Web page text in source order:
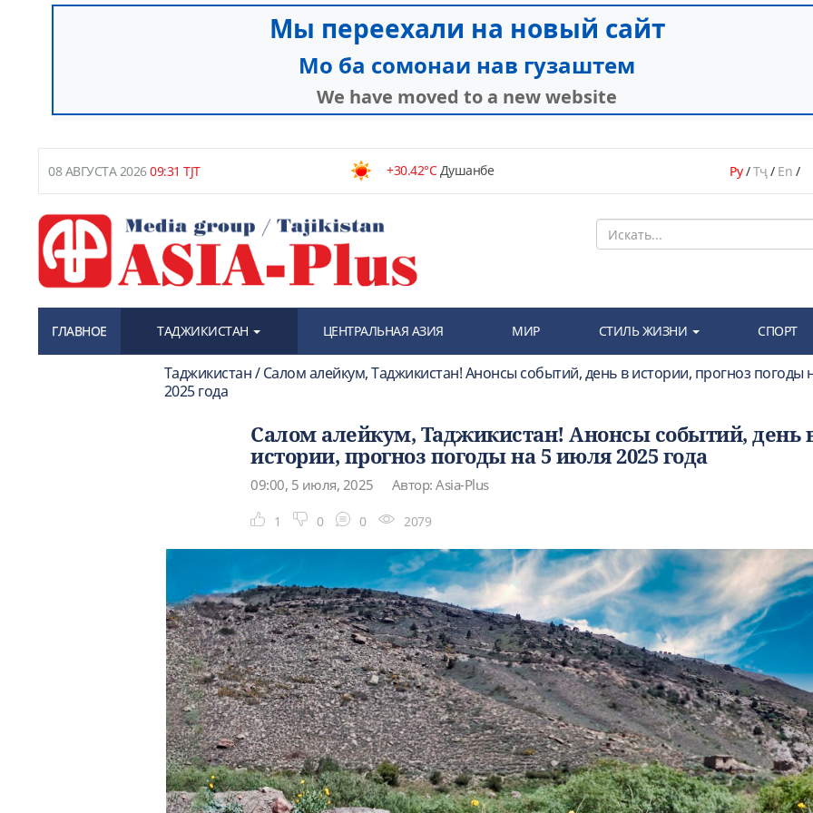
08 АВГУСТА 202609:31 TJT +30.42°CДушанбе Ру/Тҷ/ En /
ГЛАВНОЕ ТАДЖИКИСТАН ЦЕНТРАЛЬНАЯ АЗИЯ МИР СТИЛЬ ЖИЗНИ СПОРТ
Таджикистан / Салом алейкум, Таджикистан! Анонсы событий, день в истории, прогноз погоды
2025 года
Салом алейкум, Таджикистан! Анонсы событий, день
истории, прогноз погоды на 5 июля 2025 года
09:00, 5 июля, 2025 Автор: Asia-Plus
1 0 0 2079